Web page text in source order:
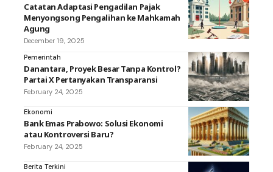
Catatan Adaptasi Pengadilan Pajak
Menyongsong Pengalihan ke Mahkamah
Agung
December 19, 2025
Pemerintah
Danantara, Proyek Besar Tanpa Kontrol?
Partai X Pertanyakan Transparansi
February 24, 2025
Ekonomi
Bank Emas Prabowo: Solusi Ekonomi
atau Kontroversi Baru?
February 24, 2025
Berita Terkini